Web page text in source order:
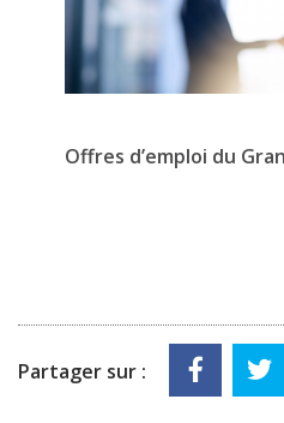
Offres d’emploi du
Partager sur :